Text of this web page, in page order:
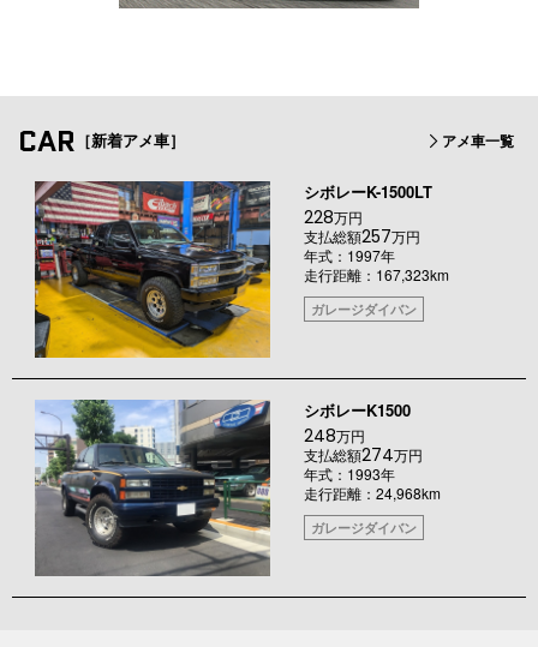
CAR ［新着アメ車］ アメ車一覧
シボレーK-1500LT
228万円
支払総額257万円
年式：1997年
走行距離：167,323km
ガレージダイバン
シボレーK1500
248万円
支払総額274万円
年式：1993年
走行距離：24,968km
ガレージダイバン